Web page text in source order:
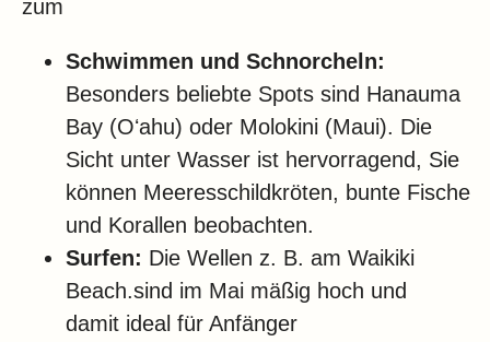
zum
Schwimmen und Schnorcheln:
Besonders beliebte Spots sind Hanauma
Bay (Oʻahu) oder Molokini (Maui). Die
Sicht unter Wasser ist hervorragend, Sie
können Meeresschildkröten, bunte Fische
und Korallen beobachten.
Surfen: Die Wellen z. B. am Waikiki
Beach.sind im Mai mäßig hoch und
damit ideal für Anfänger